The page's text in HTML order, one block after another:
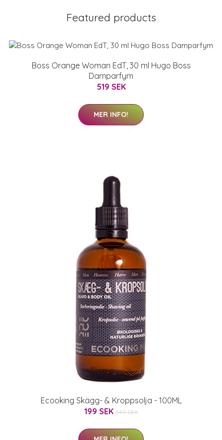
Featured products
Boss Orange Woman EdT, 30 ml Hugo Boss
Damparfym
519 SEK
MER INFO!
Ecooking Skägg- & Kroppsolja - 100ML
199 SEK 249 SEK